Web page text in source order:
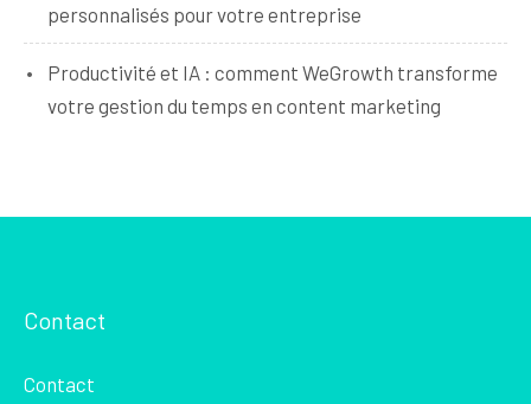
personnalisés pour votre entreprise
Productivité et IA : comment WeGrowth transforme
votre gestion du temps en content marketing
Contact
Contact